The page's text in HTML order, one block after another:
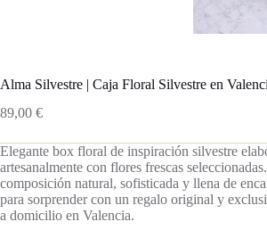
Alma Silvestre | Caja Floral Silvestre en
89,00 €
Elegante box floral de inspiración silvestre
artesanalmente con flores frescas
composición natural, sofisticada y llena de
para sorprender con un regalo original y
a domicilio en Valencia.